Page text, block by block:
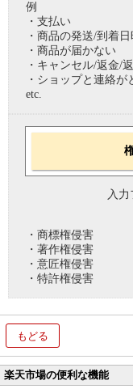
例
・支払い
・商品の発送/到着
・商品が届かない
・キャンセル/返金/
・ショップと連絡が
etc.
入力
・商標権侵害
・著作権侵害
・意匠権侵害
・特許権侵害
もどる
楽天市場の便利な機能